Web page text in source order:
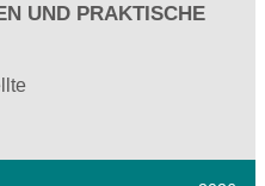
UND PRAKTISCHE